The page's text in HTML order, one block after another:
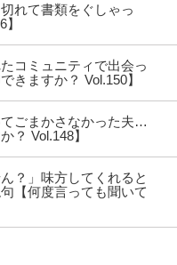
れて書類をぐしゃっ
コミュニティで出会っ
きますか？ Vol.150】
ごまかさなかった夫…
？ Vol.148】
？」味方してくれると
【何度言っても聞いて